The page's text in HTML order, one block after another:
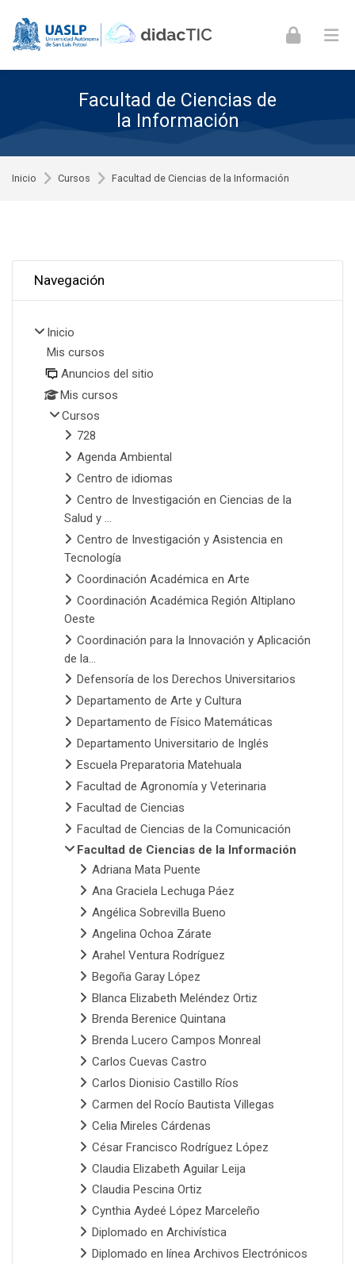
Facultad de Ciencias de
la Información
Inicio Cursos Facultad de Ciencias de la Información
Navegación
Inicio
Mis cursos
Anuncios del sitio
Mis cursos
Cursos
728
Agenda Ambiental
Centro de idiomas
Centro de Investigación en Ciencias de la
Salud y ...
Centro de Investigación y Asistencia en
Tecnología
Coordinación Académica en Arte
Coordinación Académica Región Altiplano
Oeste
Coordinación para la Innovación y Aplicación
de la...
Defensoría de los Derechos Universitarios
Departamento de Arte y Cultura
Departamento de Físico Matemáticas
Departamento Universitario de Inglés
Escuela Preparatoria Matehuala
Facultad de Agronomía y Veterinaria
Facultad de Ciencias
Facultad de Ciencias de la Comunicación
Facultad de Ciencias de la Información
Adriana Mata Puente
Ana Graciela Lechuga Páez
Angélica Sobrevilla Bueno
Angelina Ochoa Zárate
Arahel Ventura Rodríguez
Begoña Garay López
Blanca Elizabeth Meléndez Ortiz
Brenda Berenice Quintana
Brenda Lucero Campos Monreal
Carlos Cuevas Castro
Carlos Dionisio Castillo Ríos
Carmen del Rocío Bautista Villegas
Celia Mireles Cárdenas
César Francisco Rodríguez López
Claudia Elizabeth Aguilar Leija
Claudia Pescina Ortiz
Cynthia Aydeé López Marceleño
Diplomado en Archivística
Diplomado en línea Archivos Electrónicos